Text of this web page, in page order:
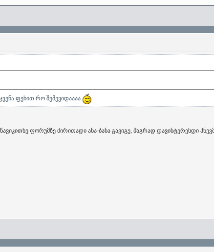
ფეხით რო შემევიდაააა
ფორუმზე ძირითადი ანა-ბანა გავიგე, მაგრად დავინტერესდი